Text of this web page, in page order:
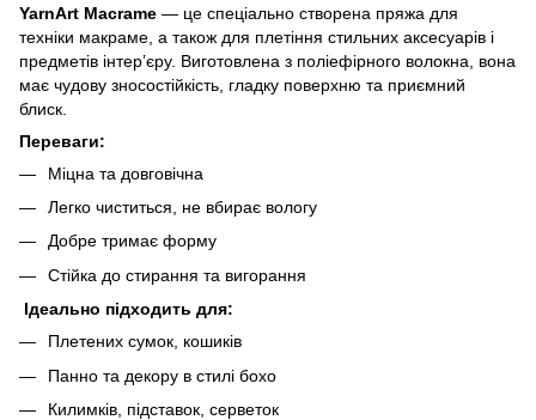
YarnArt Macrame — це спеціально створена пряжа для
техніки макраме, а також для плетіння стильних аксесуарів і
предметів інтер’єру. Виготовлена з поліефірного волокна, вона
має чудову зносостійкість, гладку поверхню та приємний
блиск.
Переваги:
Міцна та довговічна
Легко чиститься, не вбирає вологу
Добре тримає форму
Стійка до стирання та вигорання
Ідеально підходить для:
Плетених сумок, кошиків
Панно та декору в стилі бохо
Килимків, підставок, серветок